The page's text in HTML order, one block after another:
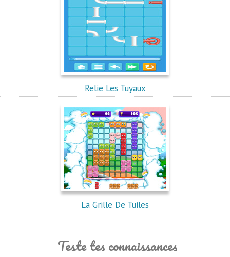
Relie Les Tuyaux
La Grille De Tuiles
Teste tes connaissances